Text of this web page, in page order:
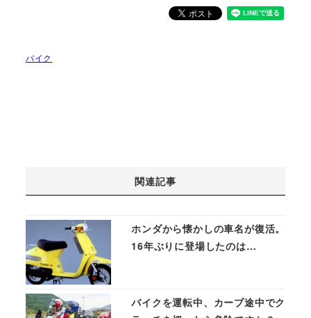
バイク
関連記事
ホンダから懐かしの車名が復活。
16年ぶりに登場したのは…
バイクを運転中、カーブ途中でク